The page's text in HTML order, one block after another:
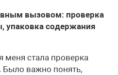
вызовом: проверка
упаковка содержания
стала проверка
Было важно понять,